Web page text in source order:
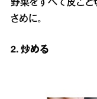
野菜をすべて皮ごと
さめに。
2. 炒める